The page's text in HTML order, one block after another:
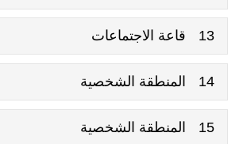
13 قاعة الاجتماعات
14 المنطقة الشخصية
15 المنطقة الشخصية